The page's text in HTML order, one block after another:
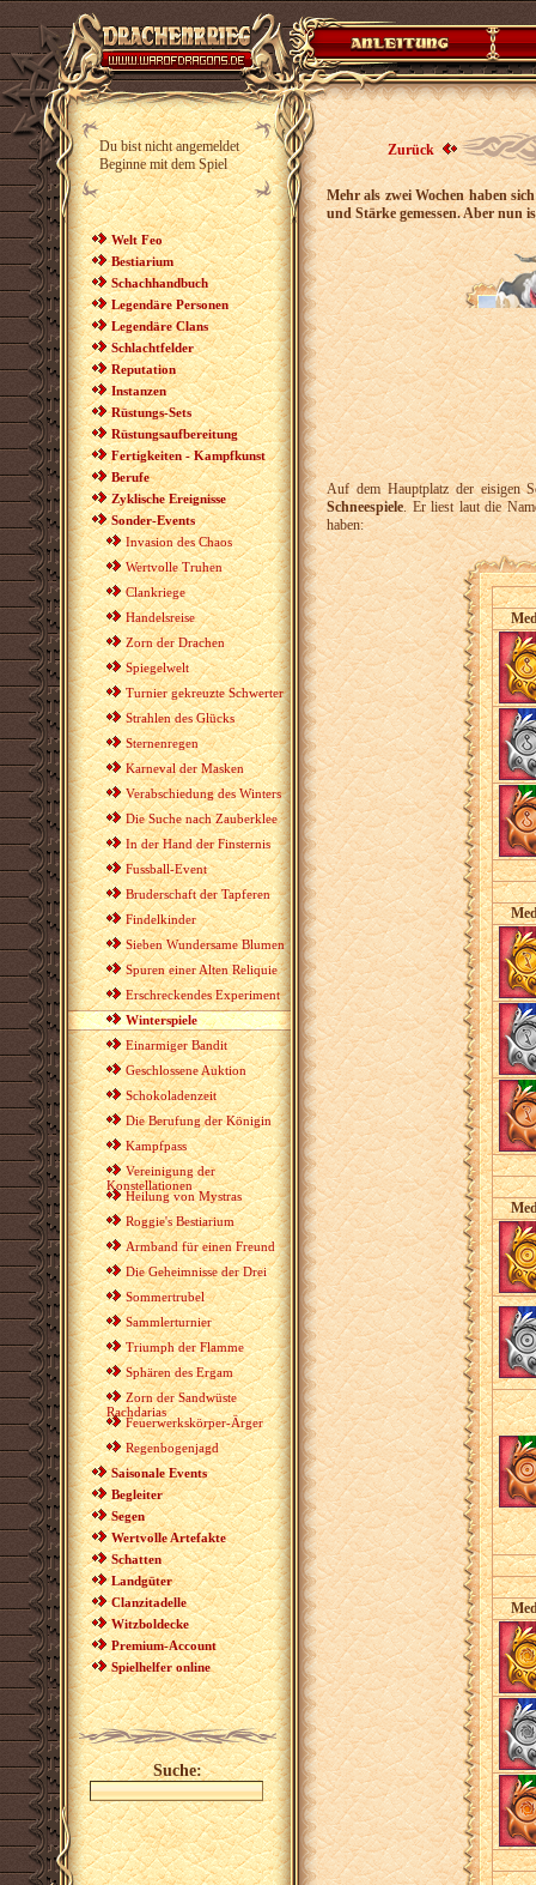
Du bist nicht angemeldet
Beginne mit dem Spiel
Welt Feo
Bestiarium
Schachhandbuch
Legendäre Personen
Legendäre Clans
Schlachtfelder
Reputation
Instanzen
Rüstungs-Sets
Rüstungsaufbereitung
Fertigkeiten - Kampfkunst
Berufe
Zyklische Ereignisse
Sonder-Events
Invasion des Chaos
Wertvolle Truhen
Clankriege
Handelsreise
Zorn der Drachen
Spiegelwelt
Turnier gekreuzte Schwerter
Strahlen des Glücks
Sternenregen
Karneval der Masken
Verabschiedung des Winters
Die Suche nach Zauberklee
In der Hand der Finsternis
Fussball-Event
Bruderschaft der Tapferen
Findelkinder
Sieben Wundersame Blumen
Spuren einer Alten Reliquie
Erschreckendes Experiment
Winterspiele
Einarmiger Bandit
Geschlossene Auktion
Schokoladenzeit
Die Berufung der Königin
Kampfpass
Vereinigung der
Konstellationen
Heilung von Mystras
Roggie's Bestiarium
Armband für einen Freund
Die Geheimnisse der Drei
Sommertrubel
Sammlerturnier
Triumph der Flamme
Sphären des Ergam
Zorn der Sandwüste
Rachdarias
Feuerwerkskörper-Ärger
Regenbogenjagd
Saisonale Events
Begleiter
Segen
Wertvolle Artefakte
Schatten
Landgüter
Clanzitadelle
Witzboldecke
Premium-Account
Spielhelfer online
Suche:
Zurück
Mehr als zwei Wochen haben
und Stärke gemessen. Aber nun
Auf dem Hauptplatz der eisigen
Schneespiele. Er liest laut die
haben: